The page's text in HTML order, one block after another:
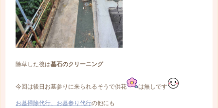
除草した後は墓石のクリーニング
今回は後日お墓参りに来られるそうで供花 は無しです
お墓掃除代行、お墓参り代行の他にも